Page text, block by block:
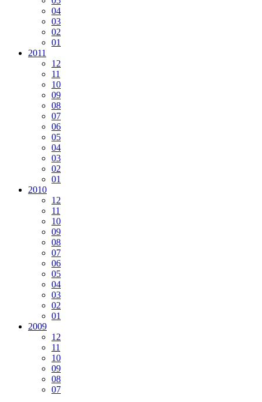
04
03
02
01
2011
12
11
10
09
08
07
06
05
04
03
02
01
2010
12
11
10
09
08
07
06
05
04
03
02
01
2009
12
11
10
09
08
07